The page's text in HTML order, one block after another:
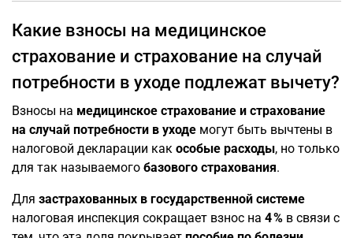
Какие взносы на медицинское
страхование и страхование на случай
потребности в уходе подлежат вычету?
Взносы на медицинское страхование и страхование
на случай потребности в уходе могут быть вычтены в
налоговой декларации как особые расходы, но только
для так называемого базового страхования.
Для застрахованных в государственной системе
налоговая инспекция сокращает взнос на 4 % в связи с